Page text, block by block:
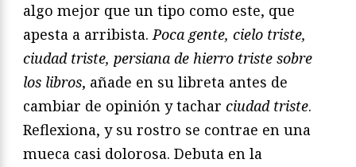
algo mejor que un tipo como este, que
apesta a arribista.Poca gente, cielo triste,
ciudad triste, persiana de hierro triste sobre
los libros, añade en su libreta antes de
cambiar de opinión y tachar ciudad triste.
Reflexiona, y su rostro se contrae en una
mueca casi dolorosa. Debuta en la